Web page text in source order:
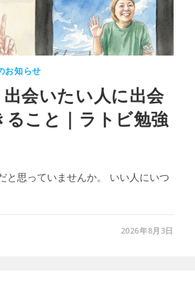
お知らせ
会いたい人に出会
ること｜ラトビ勉強
と思っていませんか。 いい人にいつ
2026年8月3日